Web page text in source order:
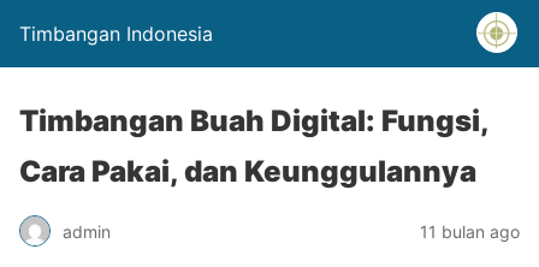
Timbangan Indonesia
Timbangan Buah Digital: Fungsi,
Cara Pakai, dan Keunggulannya
admin 11 bulan ago